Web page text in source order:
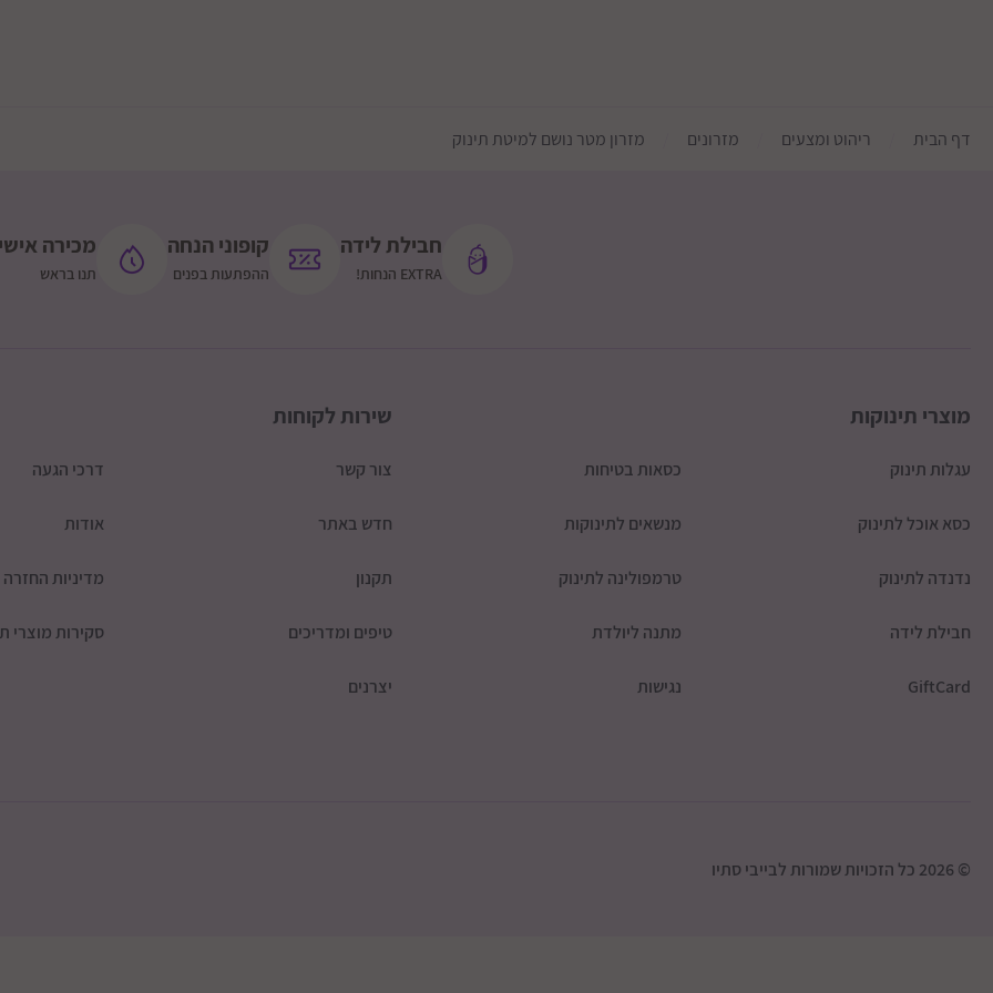
דף הבית ריהוט ומצעים מזרונים מזרון מטר נושם למיטת תינוק
חבילת לידה
EXTRA הנחות!
קופוני הנחה
ההפתעות בפנים
מכירה
תנו בראש
מוצרי תינוקות
עגלות תינוק כסאות בטיחות
כסא אוכל לתינוק מנשאים לתינוקות
נדנדה לתינוק טרמפולינה לתינוק
חבילת לידה מתנה ליולדת
GiftCard נגישות
שירות לקוחות
צור קשר דרכי הגעה
חדש באתר אודות
תקנון מדיניות החזרה
טיפים ומדריכים סקירות מוצרי
יצרנים
© 2026 כל הזכויות שמורות לבייבי סתיו